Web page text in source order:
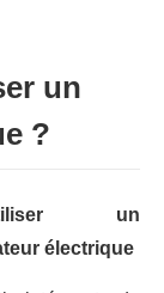
un
?